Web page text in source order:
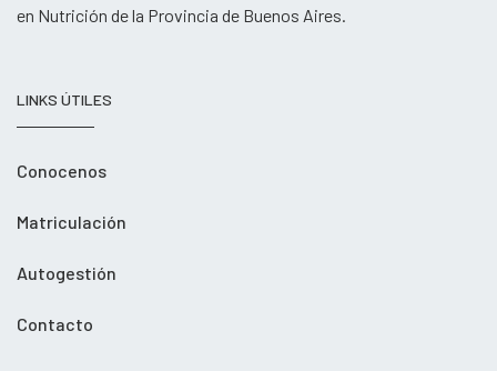
en Nutrición de la Provincia de Buenos Aires.
LINKS ÚTILES
Conocenos
Matriculación
Autogestión
Contacto